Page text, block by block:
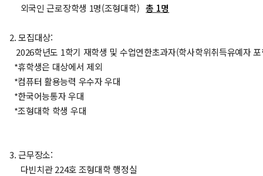
외국인 근로장학생 1명(조형대학)총 1명
2. 모집대상:
2026학년도 1학기 재학생 및 수업연한초과자(학사학위취득유예자
*휴학생은 대상에서 제외
*컴퓨터 활용능력 우수자 우대
*한국어능통자 우대
*조형대학 학생 우대
3. 근무장소:
다빈치관 224호 조형대학 행정실